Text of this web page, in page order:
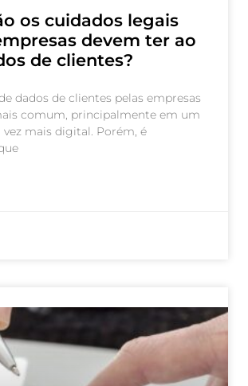
os cuidados legais
devem ter ao
de clientes?
dados de clientes pelas empresas
comum, principalmente em um
mais digital. Porém, é